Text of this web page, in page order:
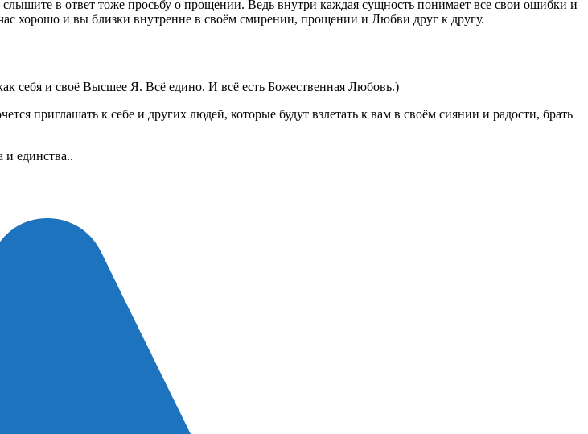
в ответ тоже просьбу о прощении. Ведь внутри каждая сущность понимает все свои ошибки и
хорошо и вы близки внутренне в своём смирении, прощении и Любви друг к другу.
себя и своё Высшее Я. Всё едино. И всё есть Божественная Любовь.)
приглашать к себе и других людей, которые будут взлетать к вам в своём сиянии и радости, брать
и единства..